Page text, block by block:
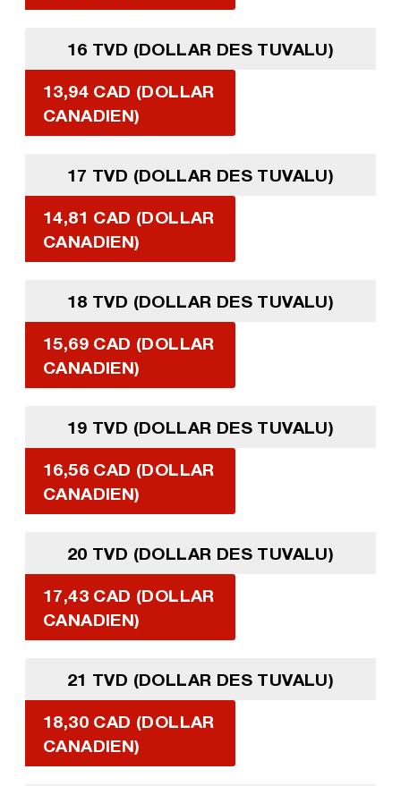
16 TVD (DOLLAR DES TUVALU)
13,94 CAD (DOLLAR
CANADIEN)
17 TVD (DOLLAR DES TUVALU)
14,81 CAD (DOLLAR
CANADIEN)
18 TVD (DOLLAR DES TUVALU)
15,69 CAD (DOLLAR
CANADIEN)
19 TVD (DOLLAR DES TUVALU)
16,56 CAD (DOLLAR
CANADIEN)
20 TVD (DOLLAR DES TUVALU)
17,43 CAD (DOLLAR
CANADIEN)
21 TVD (DOLLAR DES TUVALU)
18,30 CAD (DOLLAR
CANADIEN)